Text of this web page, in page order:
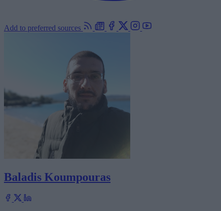
Add to preferred sources
Baladis Koumpouras